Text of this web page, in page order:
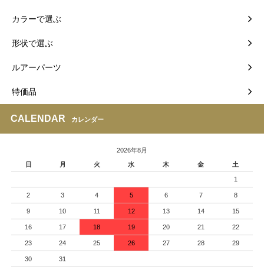
カラーで選ぶ
形状で選ぶ
ルアーパーツ
特価品
CALENDAR カレンダー
2026年8月
日
月 火 水 木 金 土
1
2 3 4 5 6 7 8
9 10 11 12 13 14 15
16 17 18 19 20 21 22
23 24 25 26 27 28 29
30 31